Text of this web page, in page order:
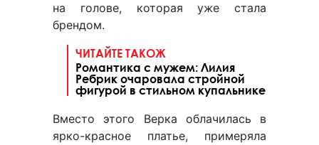
на голове, которая уже стала
брендом.
ЧИТАЙТЕ ТАКОЖ
Романтика с мужем: Лилия
Ребрик очаровала стройной
фигурой в стильном купальнике
Вместо этого Верка облачилась в
ярко-красное платье, примеряла